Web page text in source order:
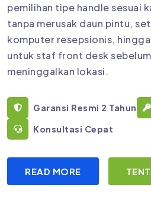
pemilihan tipe handle sesuai
tanpa merusak daun pintu,
komputer resepsionis,
untuk staf front desk
meninggalkan lokasi.
Garansi Resmi 2 Tahun
Konsultasi Cepat
READ MORE